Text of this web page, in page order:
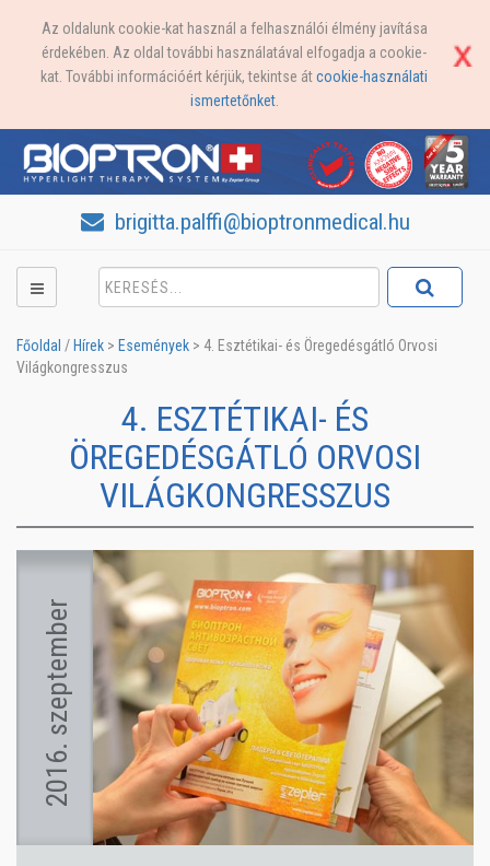
Az oldalunk cookie-kat használ a felhasználói élmény javítása
érdekében. Az oldal további használatával elfogadja a cookie-
kat. További információért kérjük, tekintse átcookie-használati
ismertetőnket.
brigitta.palffi@bioptronmedical.hu
Főoldal / Hírek > Események > 4. Esztétikai- és Öregedésgátló Orvosi
Világkongresszus
4. ESZTÉTIKAI- ÉS
ÖREGEDÉSGÁTLÓ ORVOSI
VILÁGKONGRESSZUS
2016. szeptember